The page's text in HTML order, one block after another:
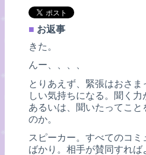
■ お返事
きた。
んー、、、、
とりあえず、緊張はおさ
しい気持ちになる。聞く力
あるいは、聞いたってこ
のか。
スピーカー。すべてのコ
ばかり。相手が賛同すれ